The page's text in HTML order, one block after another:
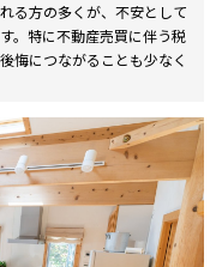
る方の多くが、不安として
。特に不動産売買に伴う税
悔につながることも少なく